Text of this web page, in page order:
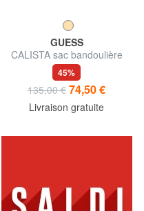
GUESS
CALISTA sac bandoulière
45%
135,00 € 74,50 €
Livraison gratuite